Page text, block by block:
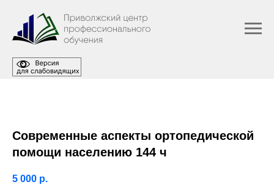
Современные аспекты ортопедической
помощи населению 144 ч
5 000 р.